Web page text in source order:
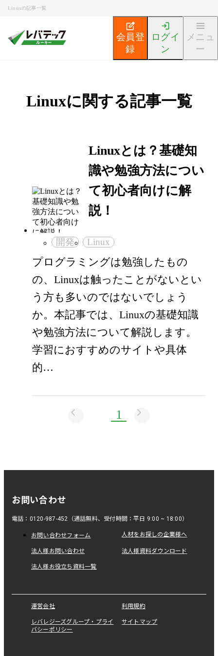
Linuxの記事一覧
会員登
録
ログイ
ン
メニュ
ー
Linuxに関する記事一覧
Linuxとは？基礎知
識や勉強方法につい
て初心者向けに解
説！
開発 Linux
プログラミングは勉強したもの
の、Linuxは触ったことがないとい
う方も多いのではないでしょう
か。本記事では、Linuxの基礎知識
や勉強方法について解説します。
学習におすすめのサイトや具体
的…
1
お問い合わせ
電話：0120-987-452（通話無料、受付時間：平日 9:00 ~ 18:00）
お問い合わせフォーム 人材をお探しの企業様へ
法人様お問い合わせ 法人様資料ダウンロード
法人様お役立ち資料一覧
運営会社 利用規約
レバレジーズグループ・プライ
バシーポリシー
サイトマップ